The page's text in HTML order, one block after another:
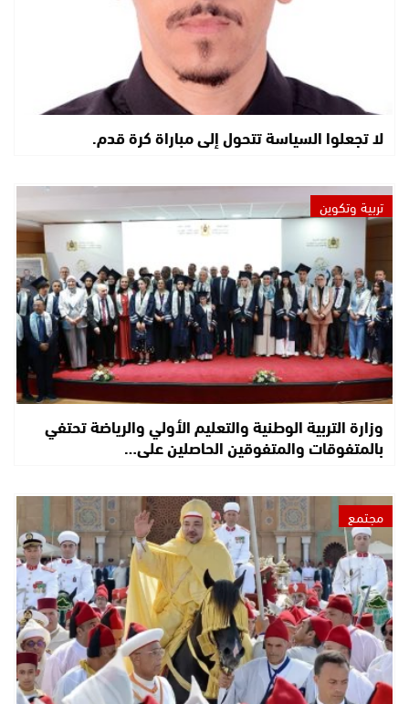
لا تجعلوا السياسة تتحول إلى مباراة كرة قدم.
تربية وتكوين
وزارة التربية الوطنية والتعليم الأولي والرياضة تحتفي
بالمتفوقات والمتفوقين الحاصلين على…
مجتمع